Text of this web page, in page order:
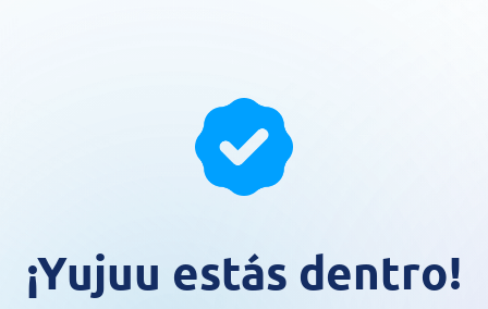
¡Yujuu estás dentro!